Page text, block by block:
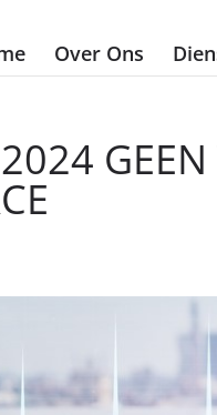
Over Ons